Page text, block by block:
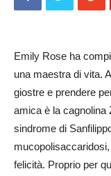
Emily Rose ha
una maestra di vita.
giostre e prendere
amica è la cagnolina
sindrome di
felicità. Proprio per